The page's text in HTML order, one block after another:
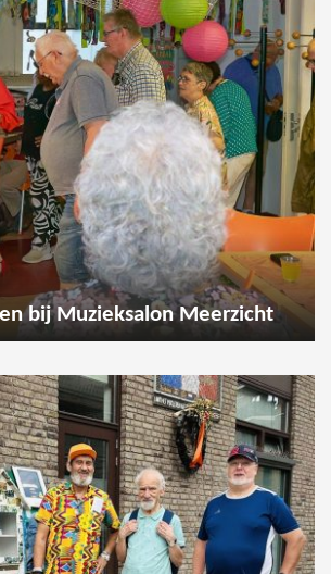
bij Muzieksalon Meerzicht